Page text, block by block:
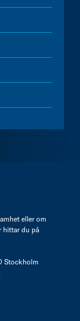
eller om
hittar du på
Stockholm